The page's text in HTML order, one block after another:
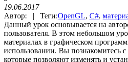
19.06.2017
Автор: | Теги:OpenGL, C#,
Данный урок основывается на
пользователя. В этом небольшом
материалах в графическом
использовании. Вы познакомитесь
которые позволяют изменять и